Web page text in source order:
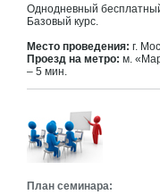
Однодневный
Базовый курс.
Место проведения: г.
Проезд на метро: м.
– 5 мин.
План семинара: